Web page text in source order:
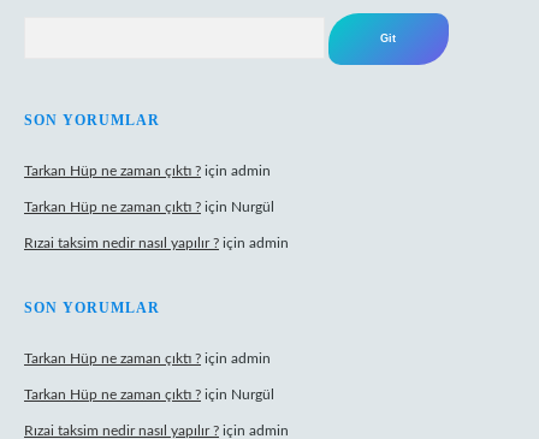
SON YORUMLAR
Tarkan Hüp ne zaman çıktı ? için admin
Tarkan Hüp ne zaman çıktı ? için Nurgül
Rızai taksim nedir nasıl yapılır ? için admin
SON YORUMLAR
Tarkan Hüp ne zaman çıktı ? için admin
Tarkan Hüp ne zaman çıktı ? için Nurgül
Rızai taksim nedir nasıl yapılır ? için admin